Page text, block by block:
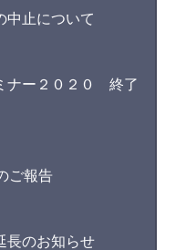
中止について
ナー２０２０ 終了
ご報告
のお知らせ